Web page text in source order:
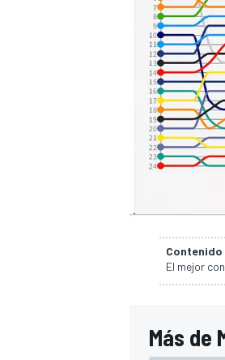
FÓRMULA E
El mejor
Más de